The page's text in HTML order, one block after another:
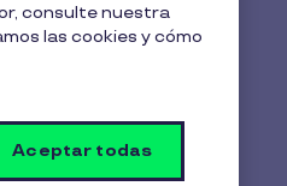
de pertenencia
consulte nuestra
las cookies y cómo
Aceptar todas